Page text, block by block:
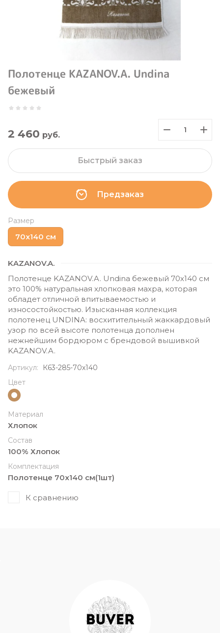
Полотенце KAZANOV.A. Undina
бежевый
2 460 руб.
Предзаказ
Быстрый заказ
Размер
70х140 см
KAZANOV.A.
Полотенце KAZANOV.A. Undina бежевый 70х140 см
это 100% натуральная хлопковая махра, которая
обладет отличной впитываемостью и
износостойкостью. Изысканная коллекция
полотенец UNDINA: восхитительный жаккардовый
узор по всей высоте полотенца дополнен
нежнейшим бордюром с брендовой вышивкой
KAZANOV.A.
Артикул:
К63-285-70х140
Цвет
Материал
Хлопок
Состав
100% Хлопок
Комплектация
Полотенце 70х140 см(1шт)
К сравнению